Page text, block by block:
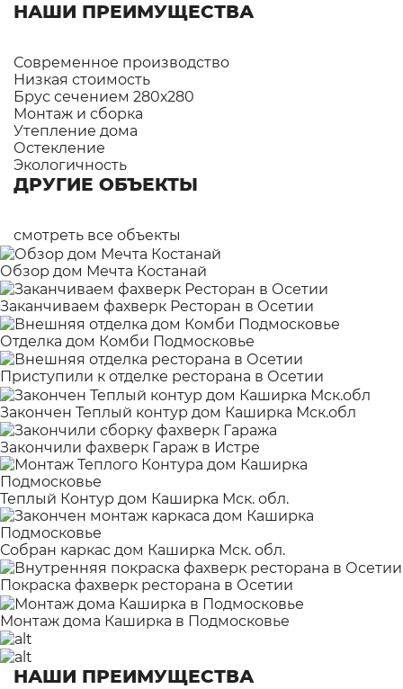
НАШИ ПРЕИМУЩЕСТВА
Современное производство
Низкая стоимость
Брус сечением 280х280
Монтаж и сборка
Утепление дома
Остекление
Экологичность
ДРУГИЕ ОБЪЕКТЫ
смотреть все объекты
Обзор дом Мечта Костанай
Заканчиваем фахверк Ресторан в Осетии
Отделка дом Комби Подмосковье
Приступили к отделке ресторана в Осетии
Закончен Теплый контур дом Каширка Мск.обл
Закончили фахверк Гараж в Истре
Теплый Контур дом Каширка Мск. обл.
Собран каркас дом Каширка Мск. обл.
Покраска фахверк ресторана в Осетии
Монтаж дома Каширка в Подмосковье
НАШИ ПРЕИМУЩЕСТВА